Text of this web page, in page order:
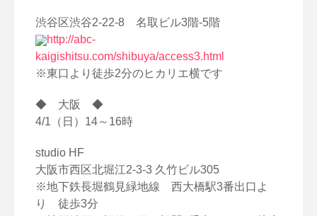
渋谷区渋谷2-22-8 名取ビル3階-5階
http://abc-
kaigishitsu.com/shibuya/access3.html
※東口より徒歩2分のヒカリエ横です
◆ 大阪 ◆
4/1（日）14～16時
studio HF
大阪市西区北堀江2-3-3 久竹ビル305
※地下鉄長堀鶴見緑地線 西大橋駅3番出口よ
り 徒歩3分